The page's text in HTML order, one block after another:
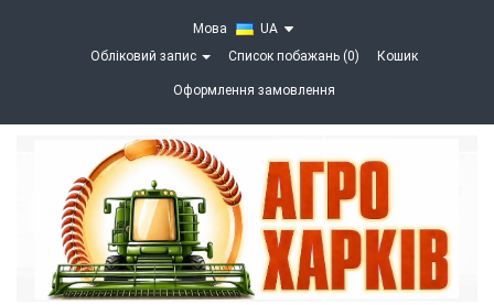
Мова
UA
Обліковий запис
Список побажань (0) Кошик
Оформлення замовлення